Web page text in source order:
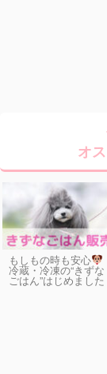
オ
もしもの時も安心
冷蔵・冷凍の“きずな
ごはん”はじめました